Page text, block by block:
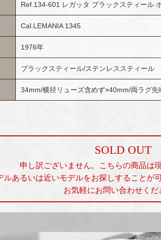
Ref.134-601 レガッタ ブラックスティール
Cal.LEMANIA 1345
1976年
ブラックスティール/ステンレススティール
34mm/横径リューズ含めず×40mm/両ラグ先
SOLD OUT
申し訳ございません。こちらの商品は
ルあるいは近いモデルをお探しすることが
お気軽にお問い合わせくだ